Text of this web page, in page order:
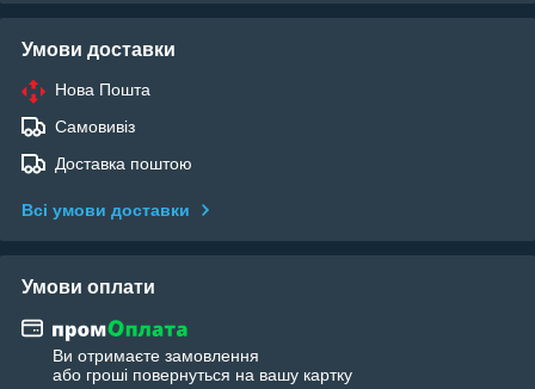
Умови доставки
Нова Пошта
Самовивіз
Доставка поштою
Всі умови доставки
Умови оплати
Ви отримаєте замовлення
або гроші повернуться на вашу картку